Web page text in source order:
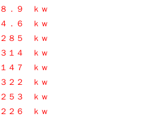
９ ｋｗ
６ ｋｗ
５ ｋｗ
４ ｋｗ
７ ｋ ｗ
２ ｋｗ
５３ ｋｗ
６ ｋｗ